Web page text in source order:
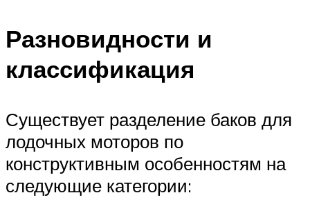
Разновидности и
классификация
Существует разделение баков для
лодочных моторов по
конструктивным особенностям на
следующие категории: